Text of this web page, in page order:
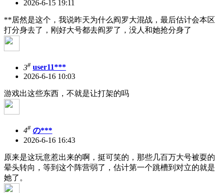
2026-6-15 19:11
**居然是这个，我说昨天为什么阎罗大混战，最后估计会本区
打分身去了，刚好大号都去阎罗了，没人和她抢分身了
3# user11***
2026-6-16 10:03
游戏出这些东西，不就是让打架的吗
4# の***
2026-6-16 16:43
原来是这玩意惹出来的啊，挺可笑的，那些几百万大号被耍的
晕头转向，等到这个阵营弱了，估计第一个跳槽到对立的就是
她了。